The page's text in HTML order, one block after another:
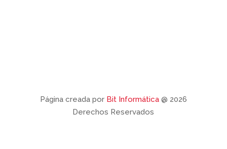
Página creada por Bit Informática@ 2026
Derechos Reservados